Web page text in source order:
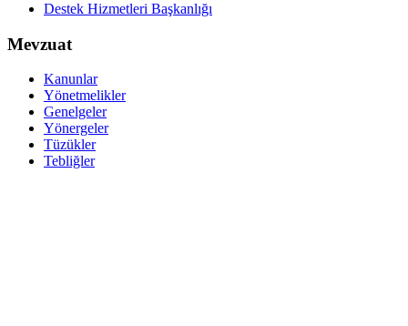
Destek Hizmetleri Başkanlığı
Mevzuat
Kanunlar
Yönetmelikler
Genelgeler
Yönergeler
Tüzükler
Tebliğler